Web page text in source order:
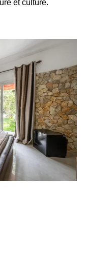
et culture.